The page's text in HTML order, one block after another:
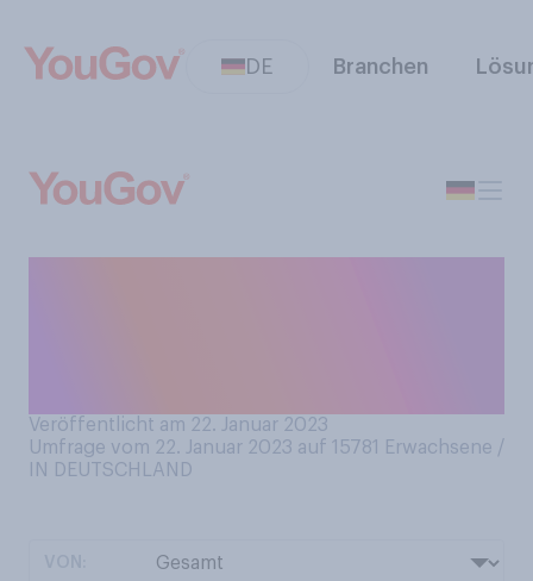
DE Branchen
Veröffentlicht am 22. Januar 2023
Umfrage vom 22. Januar 2023 auf 15781
Erwachsene /
IN DEUTSCHLAND